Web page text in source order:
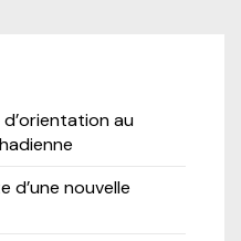
d’orientation au
d’une nouvelle